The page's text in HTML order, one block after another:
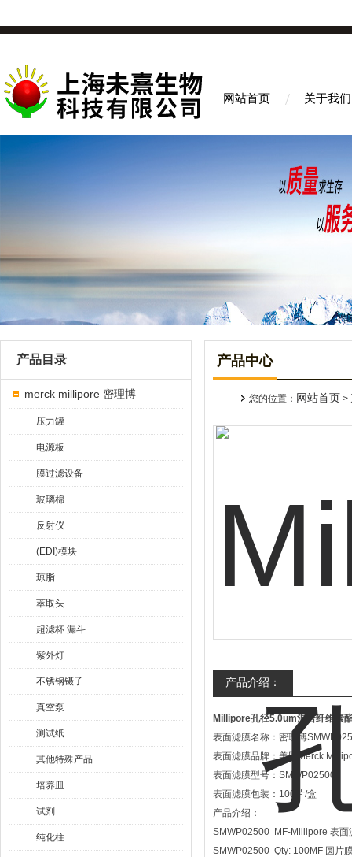
网站首页 关于我们
产品目录
merck millipore 密理博
压力罐
电源板
膜过滤设备
玻璃棉
反射仪
(EDI)模块
琼脂
萃取头
超滤杯 漏斗
紫外灯
不锈钢镊子
真空泵
测试纸
其他特殊产品
培养皿
试剂
纯化柱
产品中心
您的位置： 网站首页 >
产品介绍：
Millipore孔径5.0um混合纤维素
表面滤膜名称：密理博
表面滤膜品牌：美国Merck
表面滤膜型号：SMWP02500
表面滤膜包装：100片/盒
​产品介绍：
SMWP02500 MF-Millipore 表面
SMWP02500 Qty: 100MF 圆片